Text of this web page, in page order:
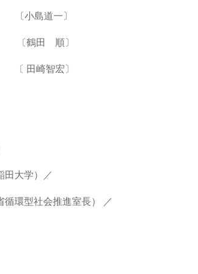
〕
〕
〕
田大学）／
型社会推進室長） ／